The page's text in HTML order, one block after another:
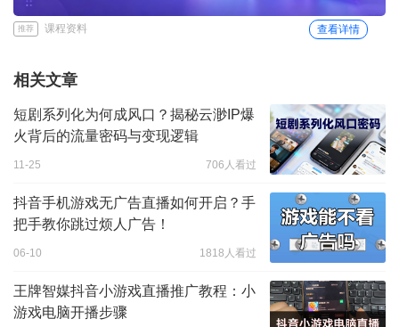
推荐 课程资料 查看详情
相关文章
短剧系列化为何成风口？揭秘云渺IP爆
火背后的流量密码与变现逻辑
11-25 706人看过
抖音手机游戏无广告直播如何开启？手
把手教你跳过烦人广告！
06-10 1818人看过
王牌智媒抖音小游戏直播推广教程：小
游戏电脑开播步骤